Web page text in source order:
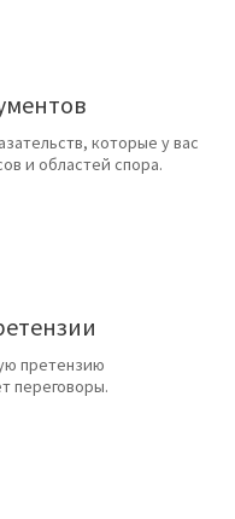
которые у вас
и областей спора.
претензию
переговоры.